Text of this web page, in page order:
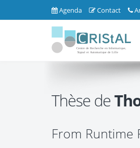
Agenda Contact
Thèse de
From Runtime